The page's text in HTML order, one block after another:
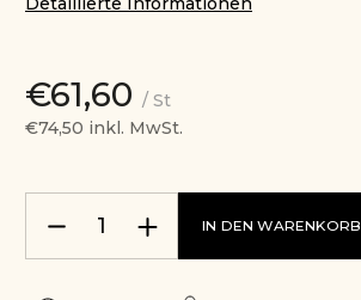
€61,60 / St
€74,50 inkl. MwSt.
IN DEN WARENKORB